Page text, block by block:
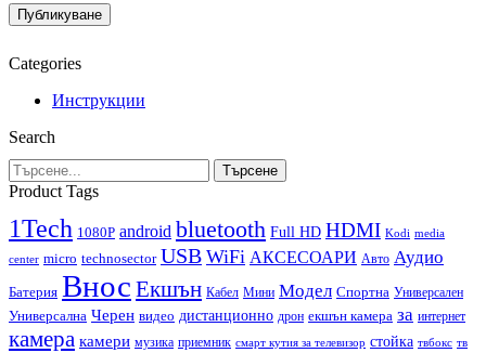
Categories
Инструкции
Search
Търсене
Product Tags
1Tech 1080P android bluetooth Full HD HDMI Kodi media
center micro technosector USB WiFi АКСЕСОАРИ Авто Аудио
Батерия Внос Екшън Кабел Мини Модел Спортна Универсален
Универсална Черен видео дистанционно дрон екшън камера за интернет
камера камери музика приемник смарт кутия за телевизор стойка твбокс тв